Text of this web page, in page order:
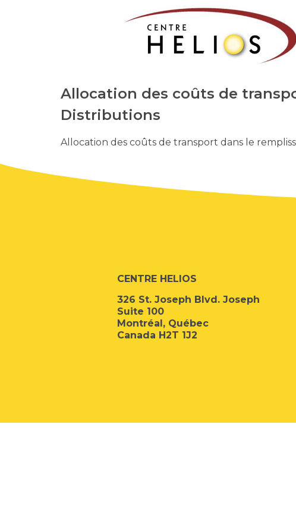
Allocation des coûts de
Distributions
Allocation des coûts de transport dans le
CENTRE HELIOS
326 St. Joseph Blvd. Joseph
Suite 100
Montréal, Québec
Canada H2T 1J2